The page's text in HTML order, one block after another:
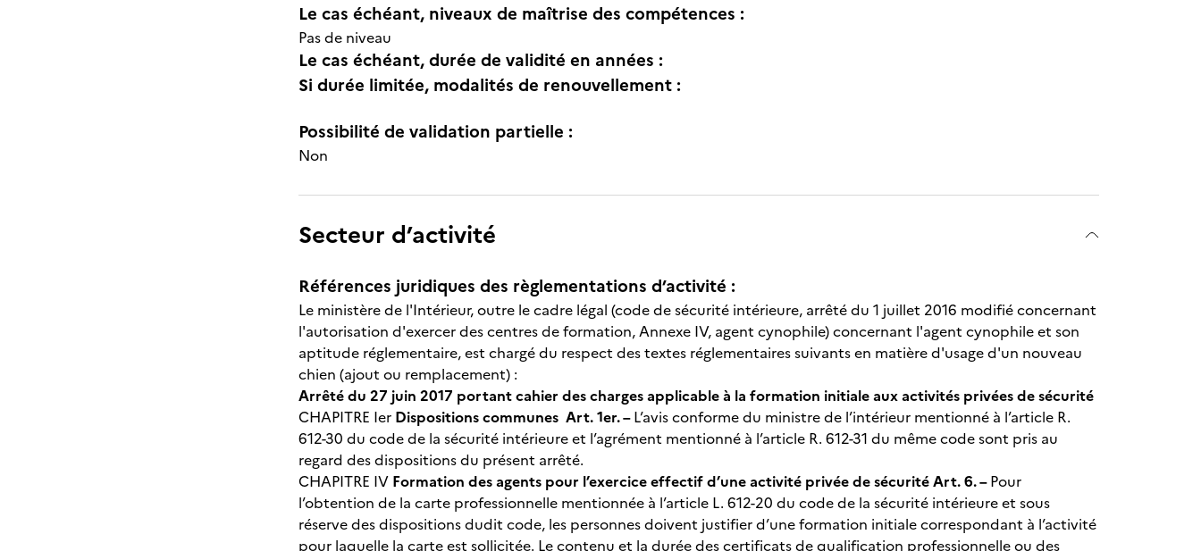
Le cas échéant, niveaux de maîtrise des compétences :
Pas de niveau
Le cas échéant, durée de validité en années :
Si durée limitée, modalités de renouvellement :
Possibilité de validation partielle :
Non
Secteur d’activité
Références juridiques des règlementations d’activité :
Le ministère de l'Intérieur, outre le cadre légal (code de sécurité intérieure, arrêté du 1 juillet 2016 modifié concernant
l'autorisation d'exercer des centres de formation, Annexe IV, agent cynophile) concernant l'agent cynophile et son
aptitude réglementaire, est chargé du respect des textes réglementaires suivants en matière d'usage d'un nouveau
chien (ajout ou remplacement) :
Arrêté du 27 juin 2017 portant cahier des charges applicable à la formation initiale aux activités privées de sécurité
CHAPITRE Ier Dispositions communes Art. 1er. –L’avis conforme du ministre de l’intérieur mentionné à l’article R.
612-30 du code de la sécurité intérieure et l’agrément mentionné à l’article R. 612-31 du même code sont pris au
regard des dispositions du présent arrêté.
CHAPITRE IV Formation des agents pour l’exercice effectif d’une activité privée de sécuritéArt. 6. –Pour
l’obtention de la carte professionnelle mentionnée à l’article L. 612-20 du code de la sécurité intérieure et sous
réserve des dispositions dudit code, les personnes doivent justifier d’une formation initiale correspondant à l’activité
pour laquelle la carte est sollicitée. Le contenu et la durée des certificats de qualification professionnelle ou des